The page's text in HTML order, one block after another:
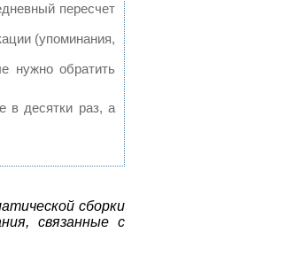
пересчет
(упоминания,
нужно обратить
в десятки раз, а
сборки
связанные с